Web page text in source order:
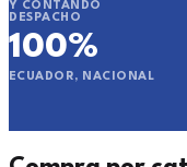
Y CONTANDO
DESPACHO
100%
ECUADOR, NACIONAL